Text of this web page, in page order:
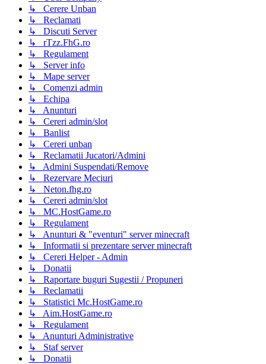
↳ Cerere Unban
↳ Reclamati
↳ Discuti Server
↳ rTzz.FhG.ro
↳ Regulament
↳ Server info
↳ Mape server
↳ Comenzi admin
↳ Echipa
↳ Anunturi
↳ Cereri admin/slot
↳ Banlist
↳ Cereri unban
↳ Reclamatii Jucatori/Admini
↳ Admini Suspendati/Remove
↳ Rezervare Meciuri
↳ Neton.fhg.ro
↳ Cereri admin/slot
↳ MC.HostGame.ro
↳ Regulament
↳ Anunturi & "eventuri" server minecraft
↳ Informatii si prezentare server minecraft
↳ Cereri Helper - Admin
↳ Donatii
↳ Raportare buguri Sugestii / Propuneri
↳ Reclamatii
↳ Statistici Mc.HostGame.ro
↳ Aim.HostGame.ro
↳ Regulament
↳ Anunturi Administrative
↳ Staf server
↳ Donatii